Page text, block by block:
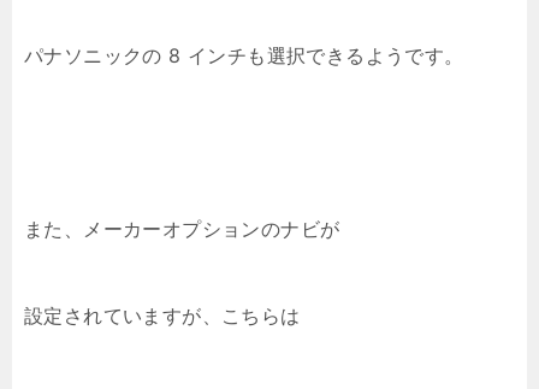
パナソニックの 8 インチも選択できるようです。
また、メーカーオプションのナビが
設定されていますが、こちらは